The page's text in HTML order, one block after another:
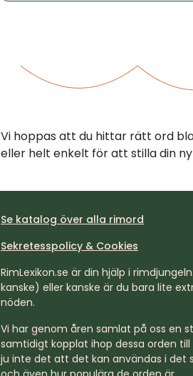
Vi hoppas att du hittar rätt ord
eller helt enkelt för att stilla din
Se katalog över alla rimord
Sekretesspolicy & Cookies
RimLexikon.se är din hjälp i
kanske) eller kanske är du bara lite
nöden.
Vi har genom åren samlat på oss en
samtidigt kopplat ihop dessa orden
ju inte det att det kan användas i det